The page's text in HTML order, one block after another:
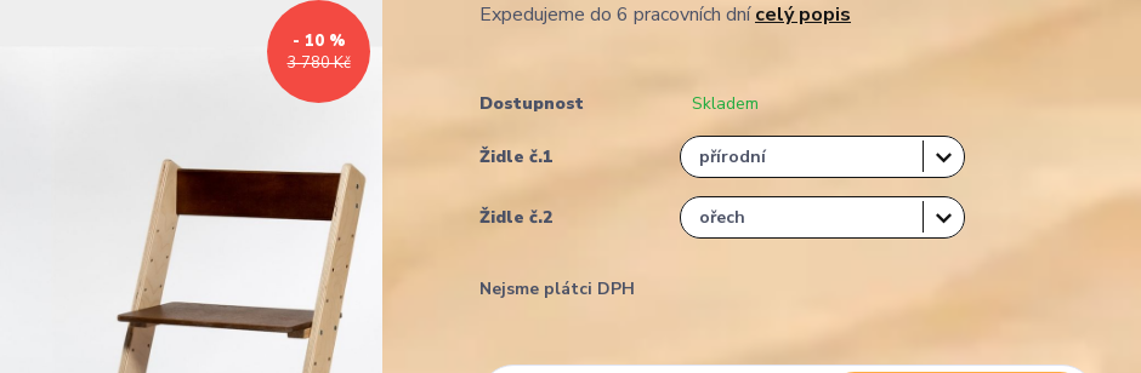
3 780 Kč
- 10 %
Expedujeme do 6 pracovních dnícelý popis
Dostupnost Skladem
Židle č.1
Židle č.2
Nejsme plátci DPH